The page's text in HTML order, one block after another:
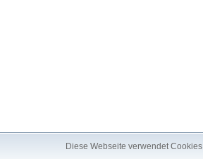
Diese Webseite verwendet Cookies